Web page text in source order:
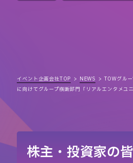
イベント企画会社TOP NEWS
TOWグル
に向けてグループ横断部門「リアルエンタメユ
株主・投資家の